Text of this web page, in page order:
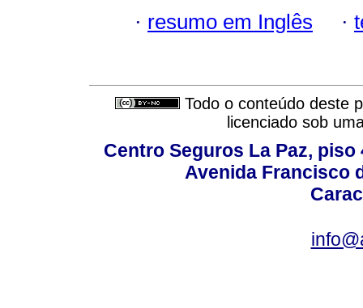
· resumo em Inglês ·
Todo o conteúdo deste
licenciado sob
Centro Seguros La Paz,
Avenida Francisco